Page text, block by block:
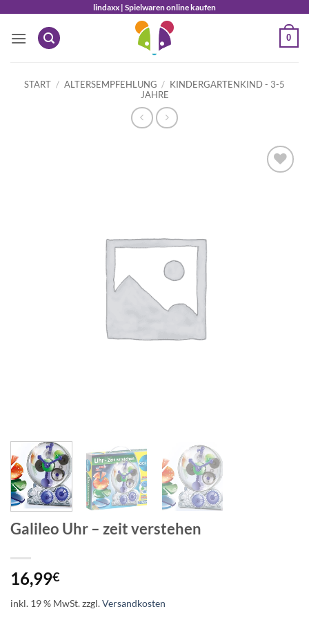
springen
lindaxx | Spielwaren online kaufen
0
START / ALTERSEMPFEHLUNG / KINDERGARTENKIND - 3-5
JAHRE
Galileo Uhr – zeit verstehen
16,99€
inkl. 19 % MwSt.zzgl.Versandkosten